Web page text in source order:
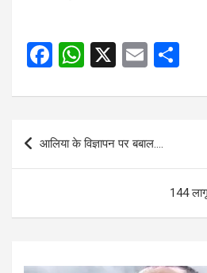
F
ce
b
o
W
at
s
A
X
E
ail ar
Post
navigation
आलिया के विज्ञापन पर बबाल….
144